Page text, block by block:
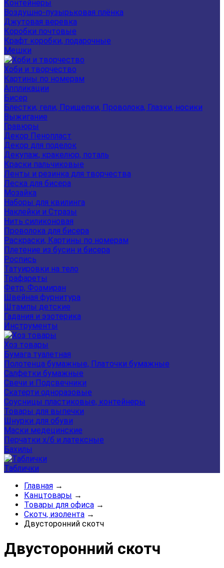
Контейнеры
Воздушно-пузырьковая плёнка
Джутовая веревка
Коробки почтовые
Крафт коробки, подарочные
Мешки
Хоби и творчество
Картины по номерам
Аппликации
Бисер
Блестки, гели, Прищепки, Проволока, Глазки, носики
Выжигание
Гравюры
Декор Пенопласт
Декор для поделок
Декупаж, кракелюр, поталь
Краски пальчиковые
Ленты и резинка для творчества
Леска для бисера
Мозайка
Наборы для квилинга
Наклейки и Стразы
Нить силиконовая
Проволока для бисера
Раскраски, Картины по номерам
Плетение из бусин и бисера
Роспись
Татуировки на тело
Трафареты
Фетр, Фоамиран
Швейная фурнитура
Штампы детские
Гадания и эзотерика
Инструменты
Хоз товары
Бумага туалетная
Полотенца бумажные, Платочки бумажные
Салфетки бумажные
Свечи и Подсвечники
Скатерти одноразовые
Соусницы пластиковые, контейнеры
Товары для выпечки
Шнурки для обуви
Маски медецинские
Перчатки х/б и латексные
Бахилы
Таблички
Главная →
Канцтовары →
Товары для офиса →
Скотч, изолента →
Двусторонний скотч
Двусторонний скотч